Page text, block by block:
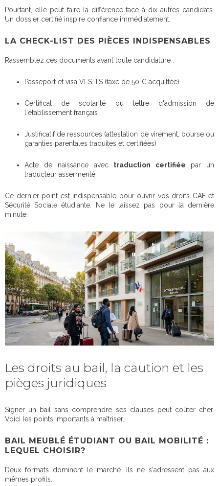
Pourtant, elle peut faire la différence face à dix autres candidats.
Un dossier certifié inspire confiance immédiatement.
LA CHECK-LIST DES PIÈCES INDISPENSABLES
Rassemblez ces documents avant toute candidature :
Passeport et visa VLS-TS (taxe de 50 € acquittée)
Certificat de scolarité ou lettre d'admission de
l'établissement français
Justificatif de ressources (attestation de virement, bourse ou
garanties parentales traduites et certifiées)
Acte de naissance avec traduction certifiée par un
traducteur assermenté
Ce dernier point est indispensable pour ouvrir vos droits CAF et
Sécurité Sociale étudiante. Ne le laissez pas pour la dernière
minute.
Les droits au bail, la caution et les
pièges juridiques
Signer un bail sans comprendre ses clauses peut coûter cher.
Voici les points importants à maîtriser.
BAIL MEUBLÉ ÉTUDIANT OU BAIL MOBILITÉ :
LEQUEL CHOISIR?
Deux formats dominent le marché. Ils ne s'adressent pas aux
mêmes profils.